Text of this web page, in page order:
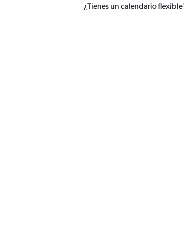
¿Tienes un calendario